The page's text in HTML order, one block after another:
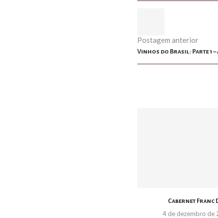
Postagem anterior
Vinhos do Brasil: Parte 1 –
Cabernet Franc
4 de dezembro de